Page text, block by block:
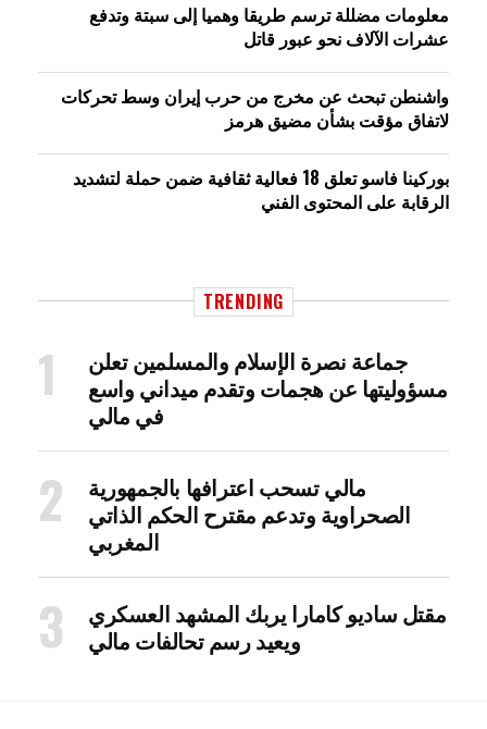
معلومات مضللة ترسم طريقا وهميا إلى سبتة وتدفع
عشرات الآلاف نحو عبور قاتل
واشنطن تبحث عن مخرج من حرب إيران وسط تحركات
لاتفاق مؤقت بشأن مضيق هرمز
بوركينا فاسو تعلق 18 فعالية ثقافية ضمن حملة لتشديد
الرقابة على المحتوى الفني
TRENDING
جماعة نصرة الإسلام والمسلمين تعلن
مسؤوليتها عن هجمات وتقدم ميداني واسع
في مالي
مالي تسحب اعترافها بالجمهورية
الصحراوية وتدعم مقترح الحكم الذاتي
المغربي
مقتل ساديو كامارا يربك المشهد العسكري
ويعيد رسم تحالفات مالي